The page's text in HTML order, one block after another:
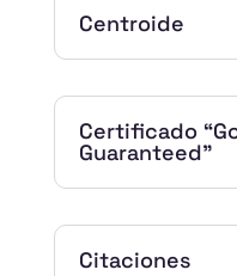
Centroide
Certificado
Guaranteed”
Citaciones